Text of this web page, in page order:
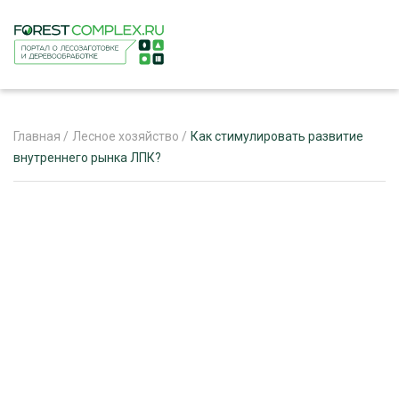
Главная / Лесное хозяйство / Как стимулировать развитие
внутреннего рынка ЛПК?